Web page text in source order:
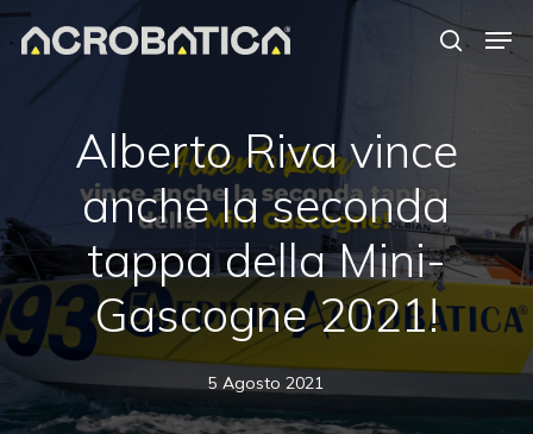
Skip
to
Alberto Riva vince
anche la seconda
tappa della Mini-
Gascogne 2021!
5 Agosto 2021